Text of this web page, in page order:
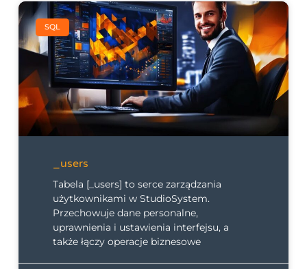
SQL
_users
Tabela [_users] to serce zarządzania
użytkownikami w StudioSystem.
Przechowuje dane personalne,
uprawnienia i ustawienia interfejsu, a
także łączy operacje biznesowe